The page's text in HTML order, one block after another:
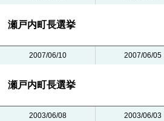
瀬戸内町長選挙
2007/06/10 2007/06/05
瀬戸内町長選挙
2003/06/08 2003/06/03